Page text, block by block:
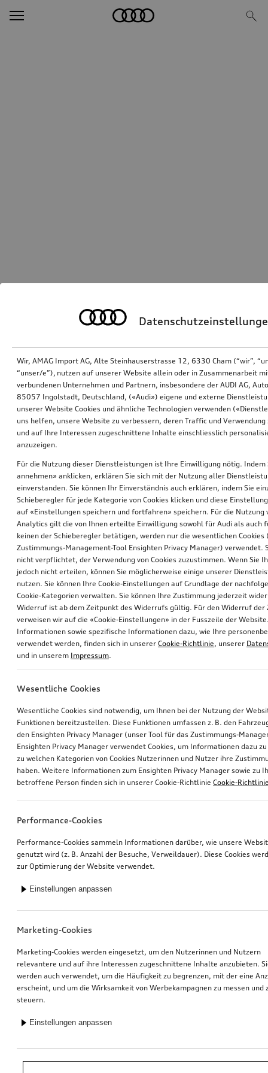
*Unverbindliche Preisempfehlung der Importeurin AMAG Import AG. Inkl.
gesetzlicher MwSt. Preise beim Audi Partner können abweichen; weitere
Wir, AMAG Import AG, Alte Steinhauserstrasse 12, 6330 Cham (“wir”,
“unser/e”), nutzen auf unserer Website allein oder in Zusammenarbeit
verbundenen Unternehmen und Partnern, insbesondere der AUDI AG,
85057 Ingolstadt, Deutschland, («Audi») eigene und externe
unserer Website Cookies und ähnliche Technologien verwenden
uns helfen, unsere Website zu verbessern, deren Traffic und Verwendung
und auf Ihre Interessen zugeschnittene Inhalte einschliesslich
anzuzeigen.
Für die Nutzung dieser Dienstleistungen ist Ihre Einwilligung nötig. Indem
annehmen» anklicken, erklären Sie sich mit der Nutzung aller
einverstanden. Sie können Ihr Einverständnis auch erklären, indem Sie
Schieberegler für jede Kategorie von Cookies klicken und diese
auf «Einstellungen speichern und fortfahren» speichern. Für die Nutzung
Analytics gilt die von Ihnen erteilte Einwilligung sowohl für Audi als auch
keinen der Schieberegler betätigen, werden nur die wesentlichen Cookies
Zustimmungs-Management-Tool Ensighten Privacy Manager) verwendet.
nicht verpflichtet, der Verwendung von Cookies zuzustimmen. Wenn Sie
jedoch nicht erteilen, können Sie möglicherweise einige unserer
nutzen. Sie können Ihre Cookie-Einstellungen auf Grundlage der
Cookie-Kategorien verwalten. Sie können Ihre Zustimmung jederzeit
Widerruf ist ab dem Zeitpunkt des Widerrufs gültig. Für den Widerruf der
verweisen wir auf die «Cookie-Einstellungen» in der Fusszeile der
Informationen sowie spezifische Informationen dazu, wie Ihre
verwendet werden, finden sich in unserer Cookie-Richtlinie, unserer
und in unserem Impressum.
Wesentliche Cookies
Wesentliche Cookies sind notwendig, um Ihnen bei der Nutzung der
Funktionen bereitzustellen. Diese Funktionen umfassen z. B. den
den Ensighten Privacy Manager (unser Tool für das Zustimmungs-
Ensighten Privacy Manager verwendet Cookies, um Informationen dazu
zu welchen Kategorien von Cookies Nutzerinnen und Nutzer ihre
haben. Weitere Informationen zum Ensighten Privacy Manager sowie zu
betroffene Person finden sich in unserer Cookie-Richtlinie Cookie-
Performance-Cookies
Performance-Cookies sammeln Informationen darüber, wie unsere
genutzt wird (z. B. Anzahl der Besuche, Verweildauer). Diese Cookies
zur Optimierung der Website verwendet.
Einstellungen anpassen
Marketing-Cookies
Marketing-Cookies werden eingesetzt, um den Nutzerinnen und Nutzern
relevantere und auf ihre Interessen zugeschnittene Inhalte anzubieten.
werden auch verwendet, um die Häufigkeit zu begrenzen, mit der eine
erscheint, und um die Wirksamkeit von Werbekampagnen zu messen und
steuern.
Einstellungen anpassen